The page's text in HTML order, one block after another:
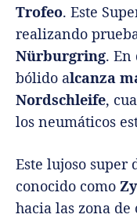
Trofeo. Este
realizando
Nürburgring.
bólido alcanza
Nordschleife,
los neumáticos
Este lujoso super
conocido como
hacia las zona